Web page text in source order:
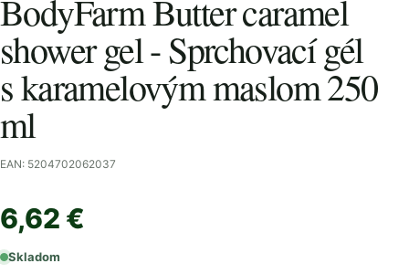
BodyFarm Butter caramel
shower gel - Sprchovací gél
s karamelovým maslom 250
ml
EAN: 5204702062037
6,62 €
Skladom